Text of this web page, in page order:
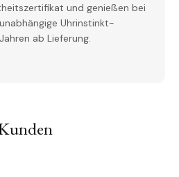
und genießen bei
Uhrinstinkt-
ab Lieferung.